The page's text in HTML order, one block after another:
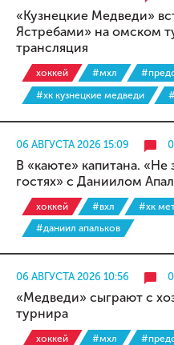
«Кузнецкие Медведи»
Ястребами» на омском
трансляция
хоккей #мхл
#хк кузнецкие медведи
06 АВГУСТА 2026 15:09 0
В «каюте» капитана. «Не
гостях» с Даниилом
хоккей #вхл
#хк
#даниил апальков
06 АВГУСТА 2026 10:56 0
«Медведи» сыграют с
турнира
хоккей #мхл